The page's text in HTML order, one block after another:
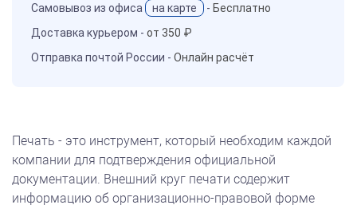
Самовывоз из офиса
на карте - Бесплатно
Доставка курьером - от 350 ₽
Отправка почтой России - Онлайн расчёт
Печать - это инструмент, который необходим каждой
компании для подтверждения официальной
документации. Внешний круг печати содержит
информацию об организационно-правовой форме